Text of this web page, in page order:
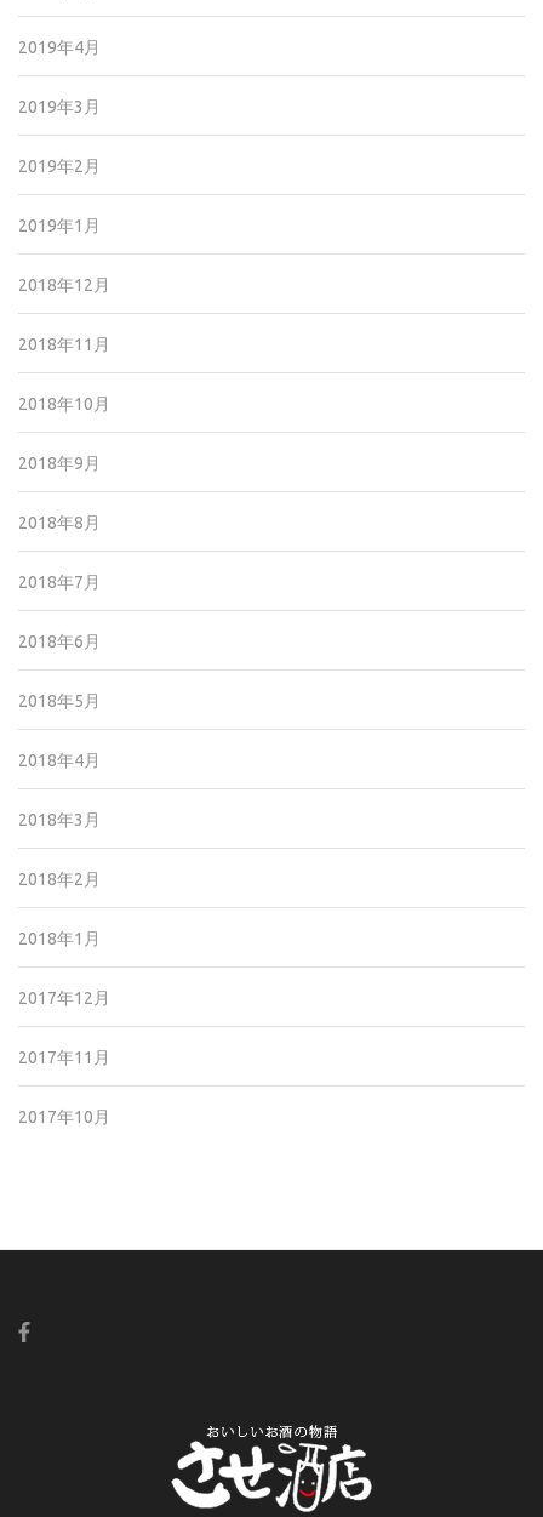
2019年4月
2019年3月
2019年2月
2019年1月
2018年12月
2018年11月
2018年10月
2018年9月
2018年8月
2018年7月
2018年6月
2018年5月
2018年4月
2018年3月
2018年2月
2018年1月
2017年12月
2017年11月
2017年10月